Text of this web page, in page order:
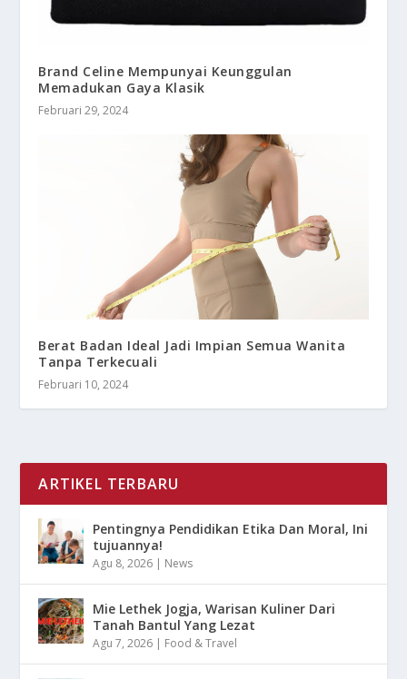
Brand Celine Mempunyai Keunggulan
Memadukan Gaya Klasik
Februari 29, 2024
Berat Badan Ideal Jadi Impian Semua Wanita
Tanpa Terkecuali
Februari 10, 2024
ARTIKEL TERBARU
Pentingnya Pendidikan Etika Dan Moral, Ini
tujuannya!
Agu 8, 2026 | News
Mie Lethek Jogja, Warisan Kuliner Dari
Tanah Bantul Yang Lezat
Agu 7, 2026 | Food & Travel